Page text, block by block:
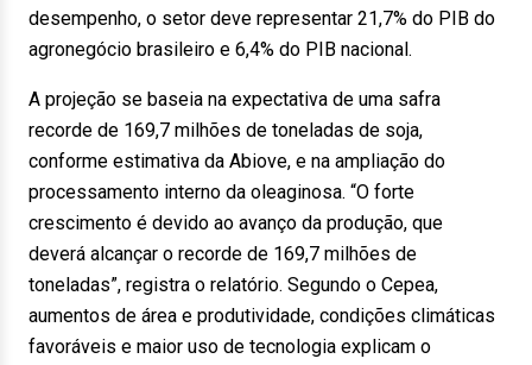
desempenho, o setor deve representar 21,7% do PIB do
agronegócio brasileiro e 6,4% do PIB nacional.
A projeção se baseia na expectativa de uma safra
recorde de 169,7 milhões de toneladas de soja,
conforme estimativa da Abiove, e na ampliação do
processamento interno da oleaginosa. “O forte
crescimento é devido ao avanço da produção, que
deverá alcançar o recorde de 169,7 milhões de
toneladas”, registra o relatório. Segundo o Cepea,
aumentos de área e produtividade, condições climáticas
favoráveis e maior uso de tecnologia explicam o